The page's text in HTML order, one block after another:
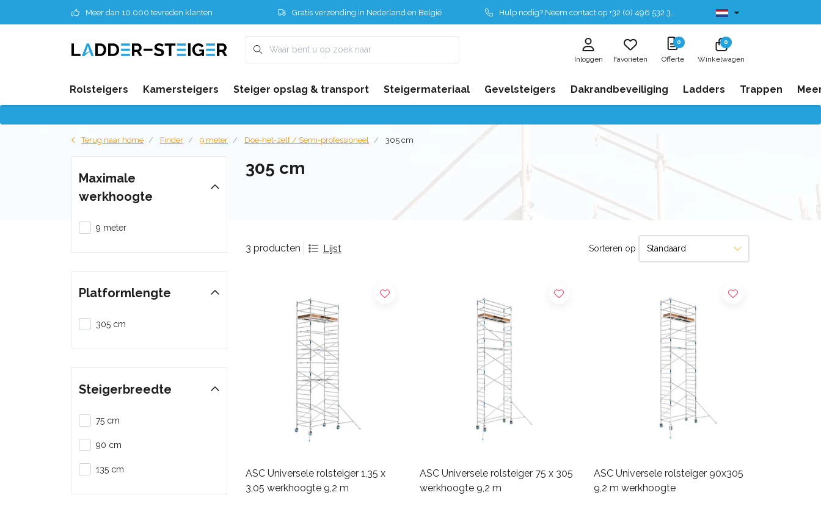
Meer dan 10.000 tevreden klanten Gratis verzending in Nederland en België Hulp nodig? Neem contact op +32 (0) 496 532 330 Leverbaar uit voorraad
Inloggen Favorieten
0
Offerte
0
Winkelwagen
Rolsteigers Kamersteigers Steiger opslag & transport Steigermateriaal Gevelsteigers Dakrandbeveiliging Ladders Trappen
Terug naar home Finder 9 meter Doe-het-zelf / Semi-professioneel 305 cm
305 cm
3 producten Lijst Sorteren op
ASC Universele rolsteiger 1,35 x
3,05 werkhoogte 9,2 m
ASC Universele rolsteiger 75 x 305
werkhoogte 9,2 m
ASC Universele rolsteiger 90x305
9,2 m werkhoogte
Maximale
werkhoogte
9 meter
Platformlengte
305 cm
Steigerbreedte
75 cm
90 cm
135 cm